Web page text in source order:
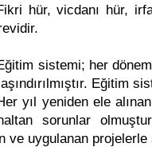
hür, vicdanı hür,
sistemi; her
Eğitim
yıl yeniden ele
sorunlar
ve uygulanan